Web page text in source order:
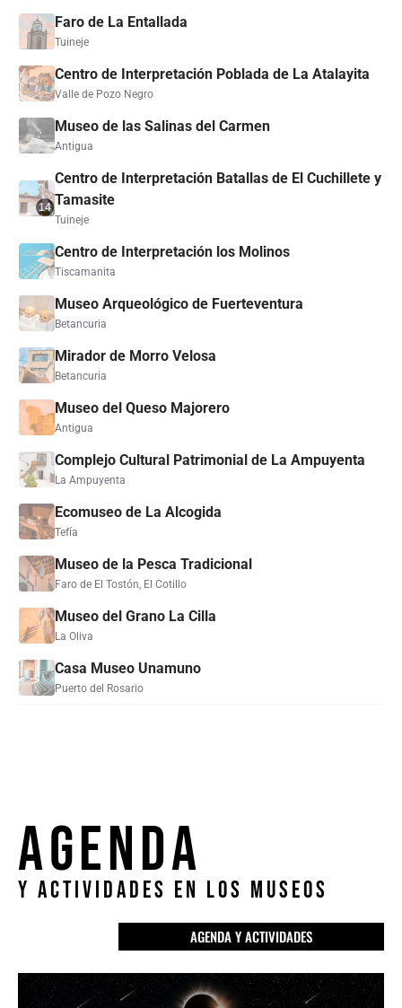
AGENDA
Y ACTIVIDADES EN LOS MUSEOS
AGENDA Y ACTIVIDADES